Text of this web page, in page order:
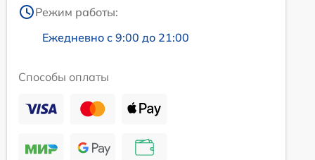
Режим работы:
Ежедневно с 9:00 до 21:00
Способы оплаты